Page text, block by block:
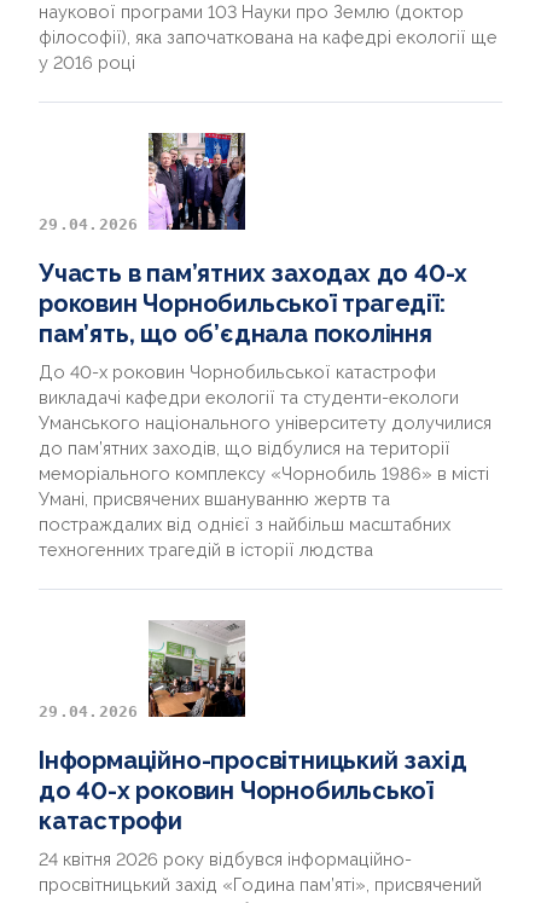
наукової програми 103 Науки про Землю (доктор
філософії), яка започаткована на кафедрі екології ще
у 2016 році
29.04.2026
Участь в пам’ятних заходах до 40-х
роковин Чорнобильської трагедії:
пам’ять, що об’єднала покоління
До 40-х роковин Чорнобильської катастрофи
викладачі кафедри екології та студенти-екологи
Уманського національного університету долучилися
до пам’ятних заходів, що відбулися на території
меморіального комплексу «Чорнобиль 1986» в місті
Умані, присвячених вшануванню жертв та
постраждалих від однієї з найбільш масштабних
техногенних трагедій в історії людства
29.04.2026
Інформаційно-просвітницький захід
до 40-х роковин Чорнобильської
катастрофи
24 квітня 2026 року відбувся інформаційно-
просвітницький захід «Година пам’яті», присвячений